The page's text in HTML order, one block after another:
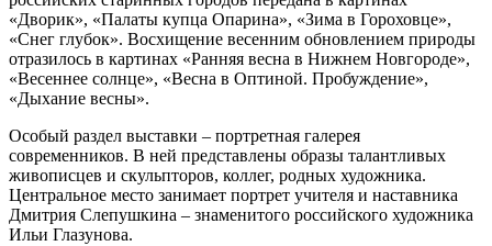
«Дворик», «Палаты купца Опарина», «Зима в Гороховце»,
«Снег глубок». Восхищение весенним обновлением природы
отразилось в картинах «Ранняя весна в Нижнем Новгороде»,
«Весеннее солнце», «Весна в Оптиной. Пробуждение»,
«Дыхание весны».
Особый раздел выставки – портретная галерея
современников. В ней представлены образы талантливых
живописцев и скульпторов, коллег, родных художника.
Центральное место занимает портрет учителя и наставника
Дмитрия Слепушкина – знаменитого российского художника
Ильи Глазунова.